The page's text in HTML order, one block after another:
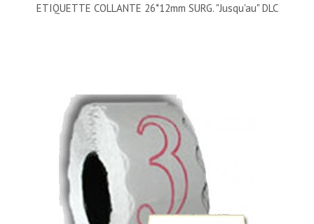
ETIQUETTE COLLANTE 26*12mm SURG. "Jusqu'au" DLC